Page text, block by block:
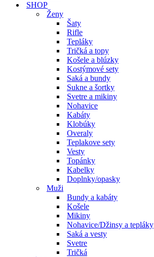
SHOP
Ženy
Šaty
Rifle
Tepláky
Tričká a topy
Košele a blúzky
Kostýmové sety
Saká a bundy
Sukne a šortky
Svetre a mikiny
Nohavice
Kabáty
Klobúky
Overaly
Teplakove sety
Vesty
Topánky
Kabelky
Doplnky/opasky
Muži
Bundy a kabáty
Košele
Mikiny
Nohavice/Džinsy a tepláky
Saká a vesty
Svetre
Tričká